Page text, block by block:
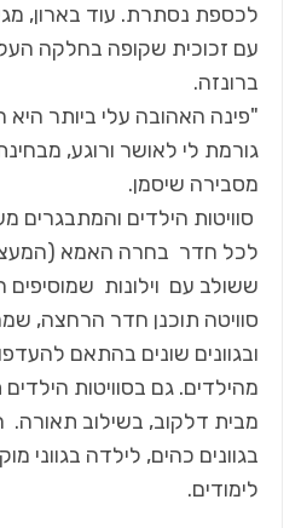
לכספת נסתרת. עוד בארון,
עם זכוכית שקופה בחלקה
ברונזה.
"פינה האהובה עלי ביותר
גורמת לי לאושר ורוגע,
מסבירה שיסמן.
סוויטות הילדים והמתבגרים
לכל חדר בחרה האמא
ששולב עם וילונות
סוויטה תוכנן חדר הרחצה,
ובגוונים שונים בהתאם
מהילדים. גם בסוויטות הילדים
מבית דלקוב, בשילוב
בגוונים כהים, לילדה בגווני
לימודים.